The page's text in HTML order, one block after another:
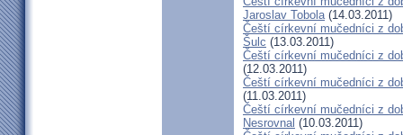
Jaroslav Tobola(14.03.2011)
Čeští církevní mučedníci z
Šulc (13.03.2011)
Čeští církevní mučedníci z
(12.03.2011)
Čeští církevní mučedníci z
(11.03.2011)
Čeští církevní mučedníci z
Nesrovnal (10.03.2011)